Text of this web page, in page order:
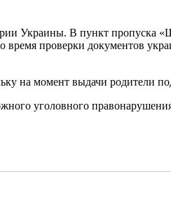
Украины. В пункт
проверки документов
на момент выдачи родители
уголовного